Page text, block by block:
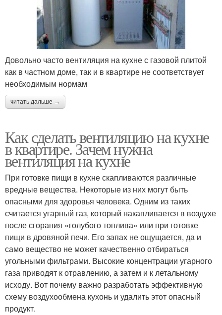
Довольно часто вентиляция на кухне с газовой плитой
как в частном доме, так и в квартире не соответствует
необходимым нормам
читать дальше →
Как сделать вентиляцию на кухне
в квартире. Зачем нужна
вентиляция на кухне
При готовке пищи в кухне скапливаются различные
вредные вещества. Некоторые из них могут быть
опасными для здоровья человека. Одним из таких
считается угарный газ, который накапливается в воздухе
после сгорания «голубого топлива» или при готовке
пищи в дровяной печи. Его запах не ощущается, да и
само вещество не может качественно отбираться
угольными фильтрами. Высокие концентрации угарного
газа приводят к отравлению, а затем и к летальному
исходу. Вот почему важно разработать эффективную
схему воздухообмена кухонь и удалить этот опасный
продукт.